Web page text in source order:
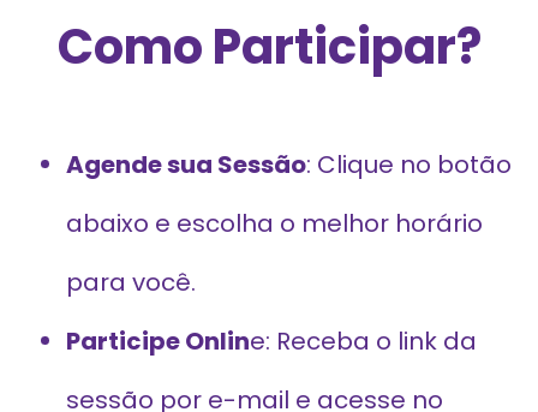
Como Participar?
Agende sua Sessão: Clique no botão
abaixo e escolha o melhor horário
para você.
Participe Online: Receba o link da
sessão por e-mail e acesse no